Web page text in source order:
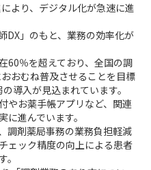
より、デジタル化が急速に進
DX」のもと、業務の効率化が
60％を超えており、全国の調
おむね普及させることを目標
導入が見込まれています。
やお薬手帳アプリなど、関連
進んでいます。
調剤薬局事務の業務負担軽減
ェック精度の向上による患者